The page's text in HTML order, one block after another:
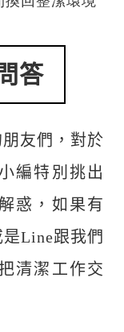
答
友們，對於
編特別挑出
惑，如果有
Line跟我們
清潔工作交